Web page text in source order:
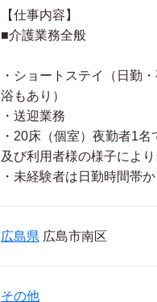
【仕事内容】
■介護業務全般
・ショートステイ（日勤
浴もあり）
・送迎業務
・20床（個室）夜勤者1
及び利用者様の様子によ
・未経験者は日勤時間帯
広島県 広島市南区
その他